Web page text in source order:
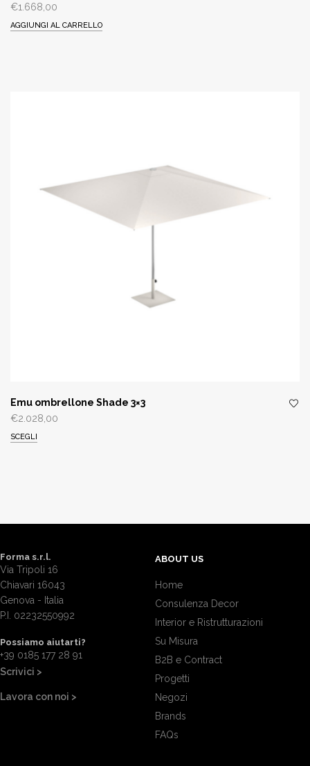
€1.668,00
AGGIUNGI AL CARRELLO
Emu ombrellone Shade 3×3
€2.028,00
SCEGLI
Forma s.r.l.
Via Tripoli 16
Chiavari 16043
Genova - Italia
P.I. 02232550992
Possiamo aiutarti?
+39 0185 177 28 91
Scrivici >
Lavora con noi >
ABOUT US
Home
Consulenza Decor
Interior e Ristrutturazioni
Su Misura
B2B e Contract
Progetti
Negozi
Brands
FAQs